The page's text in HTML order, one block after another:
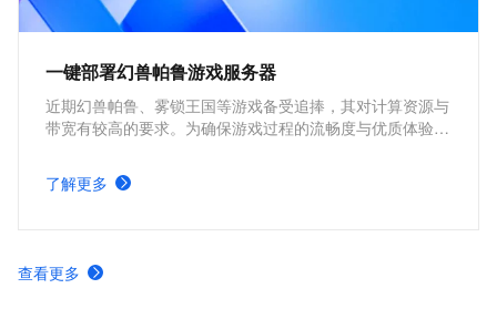
一键部署幻兽帕鲁游戏服务器
近期幻兽帕鲁、雾锁王国等游戏备受追捧，其对计算资源与
带宽有较高的要求。为确保游戏过程的流畅度与优质体验，
大的玩家群体提供专属联机服务器，一键购买部署，轻松开
启游戏。
了解更多
查看更多